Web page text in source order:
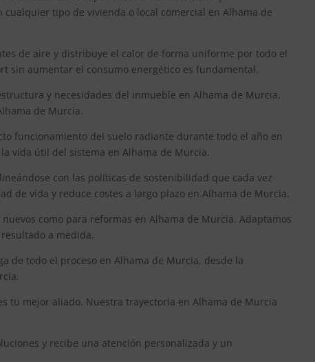
tipo de vivienda o local comercial en Alhama de
de aire y distribuye el calor de forma uniforme por todo el
sin aumentar el consumo energético es fundamental.
y necesidades del inmueble en Alhama de Murcia.
de Murcia.
funcionamiento del suelo radiante durante todo el año en
vida útil del sistema en Alhama de Murcia.
con las políticas de sostenibilidad que cada vez
de vida y reduce costes a largo plazo en Alhama de Murcia.
como para reformas en Alhama de Murcia. Adaptamos
a medida.
de todo el proceso en Alhama de Murcia, desde la
tu mejor aliado. Nuestra trayectoria en Alhama de Murcia
y recibe una atención personalizada y un